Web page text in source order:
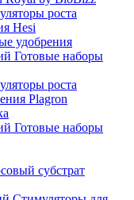
роста
Hesi
удобрения
Готовые наборы
роста
Plagron
Готовые наборы
субстрат